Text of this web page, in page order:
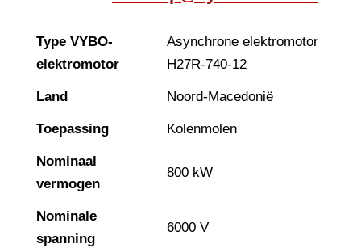
Type VYBO-
elektromotor
Asynchrone elektromotor
H27R-740-12
Land Noord-Macedonië
Toepassing Kolenmolen
Nominaal
vermogen
800 kW
Nominale
spanning
6000 V